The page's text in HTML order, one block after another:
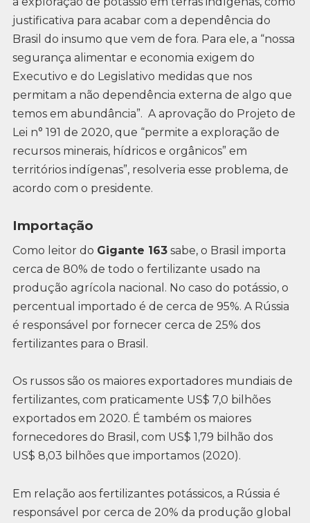
justificativa para acabar com a dependência do
Brasil do insumo que vem de fora. Para ele, a “nossa
segurança alimentar e economia exigem do
Executivo e do Legislativo medidas que nos
permitam a não dependência externa de algo que
temos em abundância”. A aprovação do Projeto de
Lei n° 191 de 2020, que “permite a exploração de
recursos minerais, hídricos e orgânicos” em
territórios indígenas”, resolveria esse problema, de
acordo com o presidente.
Importação
Como leitor do Gigante 163sabe, o Brasil importa
cerca de 80% de todo o fertilizante usado na
produção agrícola nacional. No caso do potássio, o
percentual importado é de cerca de 95%. A Rússia
é responsável por fornecer cerca de 25% dos
fertilizantes para o Brasil.
Os russos são os maiores exportadores mundiais de
fertilizantes, com praticamente US$ 7,0 bilhões
exportados em 2020. É também os maiores
fornecedores do Brasil, com US$ 1,79 bilhão dos
US$ 8,03 bilhões que importamos (2020).
Em relação aos fertilizantes potássicos, a Rússia é
responsável por cerca de 20% da produção global